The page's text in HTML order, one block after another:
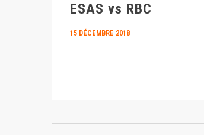
ESAS vs RBC
15 DÉCEMBRE 2018